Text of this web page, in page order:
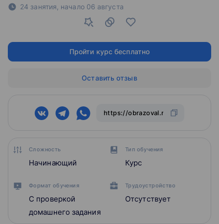
Сложность
Начинающий
Тип обучения
Курс
Формат обучения
С проверкой
домашнего задания
Трудоустройство
Отсутствует
24 занятия, начало 06 августа
Пройти курс бесплатно
Оставить отзыв